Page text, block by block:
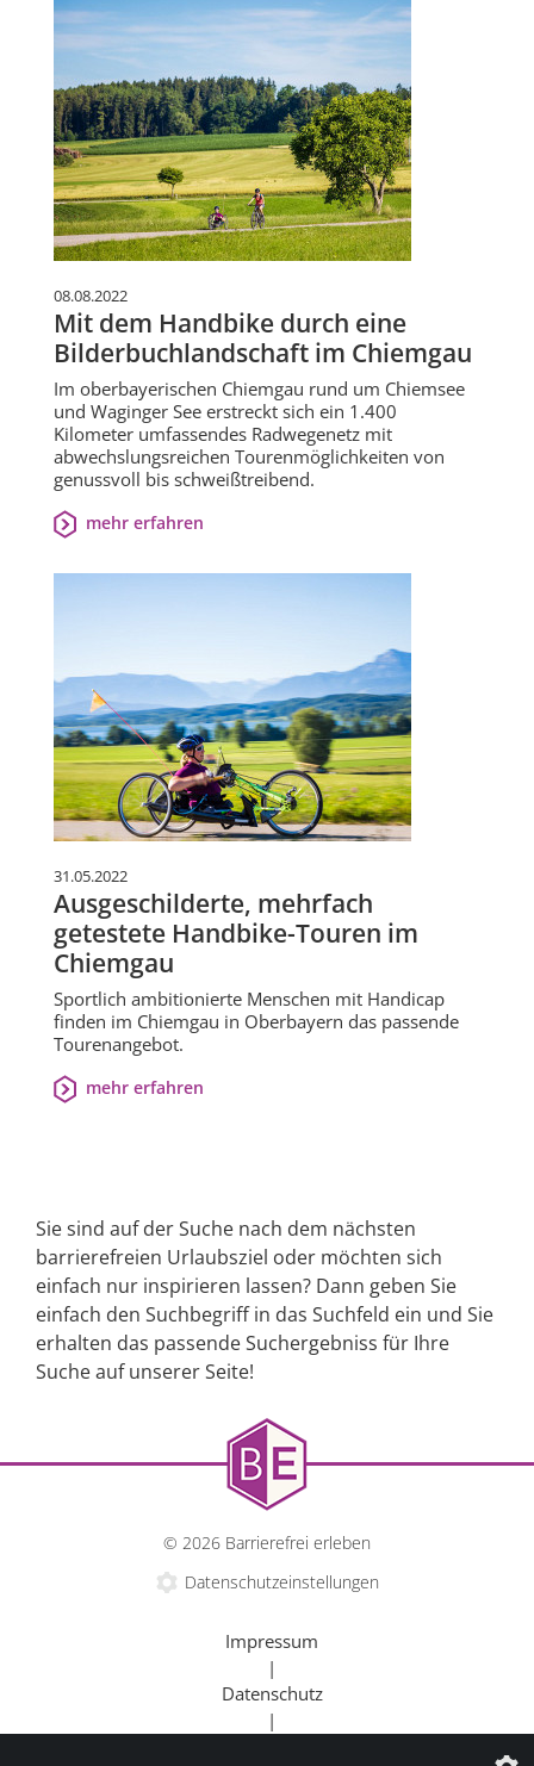
08.08.2022
Mit dem Handbike durch eine
Bilderbuchlandschaft im Chiemgau
Im oberbayerischen Chiemgau rund um Chiemsee
und Waginger See erstreckt sich ein 1.400
Kilometer umfassendes Radwegenetz mit
abwechslungsreichen Tourenmöglichkeiten von
genussvoll bis schweißtreibend.
mehr erfahren
31.05.2022
Ausgeschilderte, mehrfach
getestete Handbike-Touren im
Chiemgau
Sportlich ambitionierte Menschen mit Handicap
finden im Chiemgau in Oberbayern das passende
Tourenangebot.
mehr erfahren
Sie sind auf der Suche nach dem nächsten
barrierefreien Urlaubsziel oder möchten sich
einfach nur inspirieren lassen? Dann geben Sie
einfach den Suchbegriff in das Suchfeld ein und Sie
erhalten das passende Suchergebniss für Ihre
Suche auf unserer Seite!
© 2026 Barrierefrei erleben
Datenschutzeinstellungen
Impressum
|
Datenschutz
|